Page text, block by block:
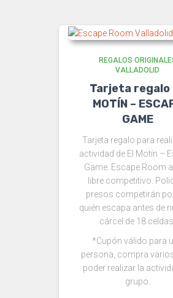
REGALOS
VALLADOLID
Tarjeta regalo
MOTÍN –
GAME
Tarjeta regalo para
actividad de El Motín –
Game. Escape Room
libre competitivo.
presos competirán
quién escapa antes de
cárcel de 18 celdas.
*Cupón válido para
persona, compra
poder realizar la
grupo.